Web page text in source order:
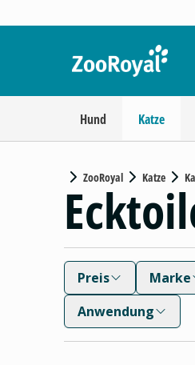
Hund Katze
ZooRoyal Katze
Preis Marke
Anwendung